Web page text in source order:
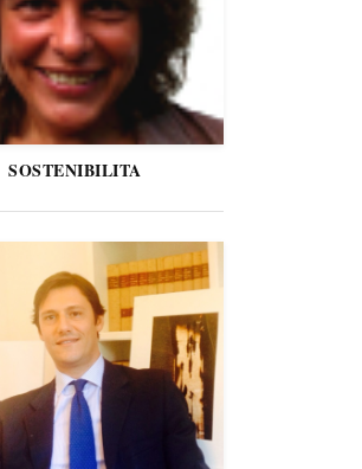
SOSTENIBILITA